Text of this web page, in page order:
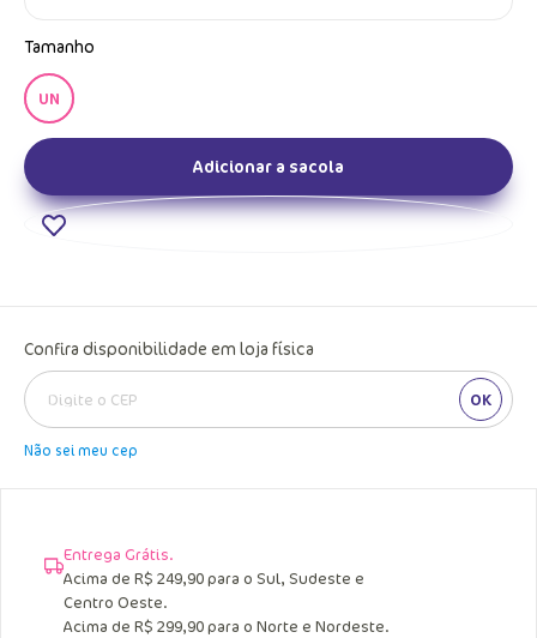
Tamanho
UN
Adicionar a sacola
Confira disponibilidade em loja física
OK
Não sei meu cep
Entrega Grátis.
Acima de R$ 249,90 para o Sul, Sudeste e
Centro Oeste.
Acima de R$ 299,90 para o Norte e Nordeste.